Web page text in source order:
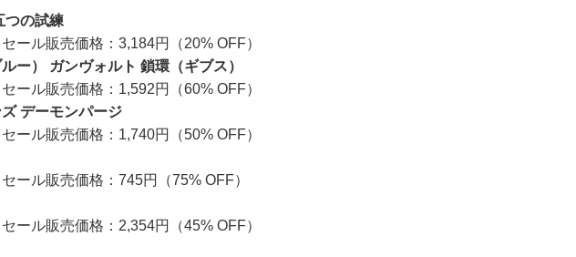
つの試練
ール販売価格：3,184円（20% OFF）
ー） ガンヴォルト 鎖環（ギブス）
ール販売価格：1,592円（60% OFF）
デーモンパージ
ール販売価格：1,740円（50% OFF）
ール販売価格：745円（75% OFF）
ール販売価格：2,354円（45% OFF）